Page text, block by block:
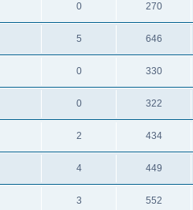
0 270
5 646
0 330
0 322
2 434
4 449
3 552